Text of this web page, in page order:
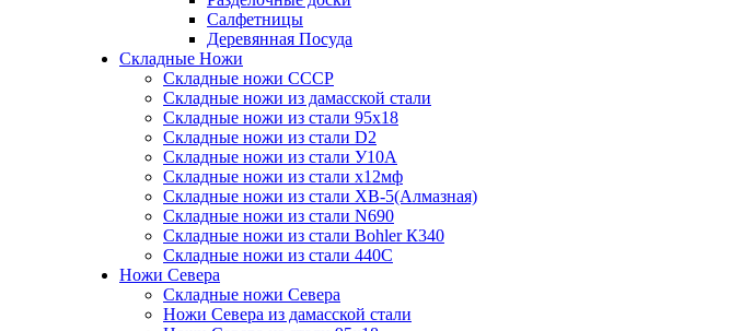
Салфетницы
Деревянная Посуда
Складные Ножи
Cкладные ножи СССР
Складные ножи из дамасской стали
Складные ножи из стали 95х18
Складные ножи из стали D2
Складные ножи из стали У10А
Складные ножи из стали х12мф
Складные ножи из стали ХВ-5(Алмазная)
Складные ножи из стали N690
Складные ножи из стали Bohler К340
Складные ножи из стали 440С
Ножи Севера
Складные ножи Севера
Ножи Севера из дамасской стали